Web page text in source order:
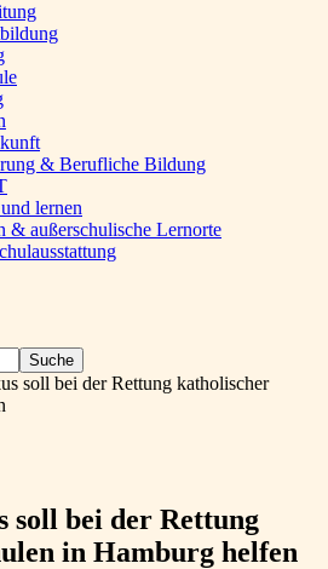
& Berufliche Bildung
lernen
& außerschulische Lernorte
soll bei der Rettung katholischer
soll bei der Rettung
in Hamburg helfen